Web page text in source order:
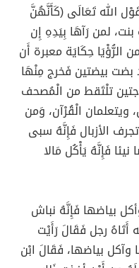
الله تَعَالَى (كَأَنَّهُنَّ
لمن رَآهَا بِيَدِهِ إِن
الرُّؤْيَا حِكَايَة معبرة أَن
بضت بيضتين فَخرج مِنْهَا
تلْتَقط من الْمُصحف
الْقُرْآن، وَمن
الأزبال فَإِنَّهُ سبى
فَإِنَّهُ يَأْكُل مَالا
بياضها فَإِنَّهُ نباش
أَتَاهُ رجل فَقَالَ رَأَيْت
بياضها، فَقَالَ ابْن